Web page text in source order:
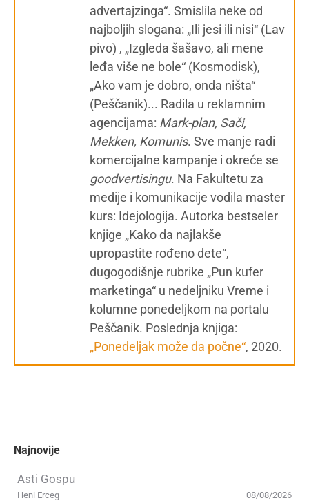
advertajzinga“. Smislila neke od
najboljih slogana: „Ili jesi ili nisi“ (Lav
pivo) , „Izgleda šašavo, ali mene
leđa više ne bole“ (Kosmodisk),
„Ako vam je dobro, onda ništa“
(Peščanik)... Radila u reklamnim
agencijama: Mark-plan, Sači,
Mekken, Komunis. Sve manje radi
komercijalne kampanje i okreće se
goodvertisingu. Na Fakultetu za
medije i komunikacije vodila master
kurs: Idejologija. Autorka bestseler
knjige „Kako da najlakše
upropastite rođeno dete“,
dugogodišnje rubrike „Pun kufer
marketinga“ u nedeljniku Vreme i
kolumne ponedeljkom na portalu
Peščanik. Poslednja knjiga:
„Ponedeljak može da počne“, 2020.
Najnovije
Asti Gospu
08/08/2026
Heni Erceg